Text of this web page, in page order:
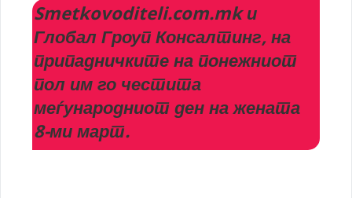
Smetkovoditeli.com.mk и
Глобал Гроуп Консалтинг, на
припадничките на понежниот
пол им го честита
меѓународниот ден на жената
8-ми март.